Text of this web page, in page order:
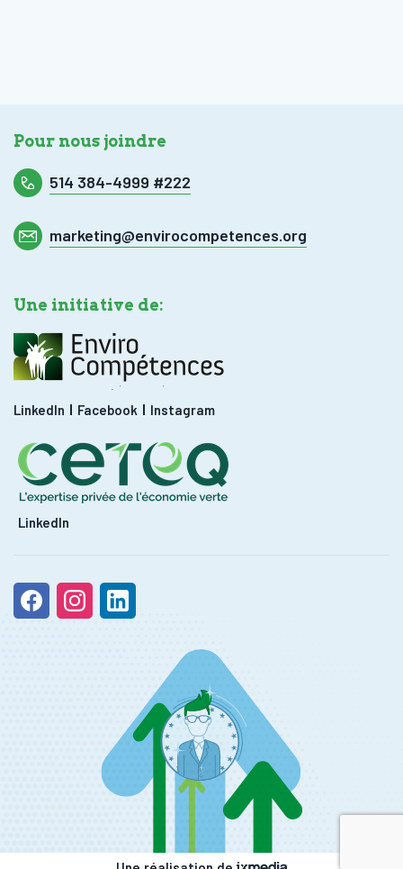
Pour nous joindre
514 384-4999 #222
marketing@envirocompetences.org
Une initiative de:
LinkedIn Facebook Instagram
LinkedIn